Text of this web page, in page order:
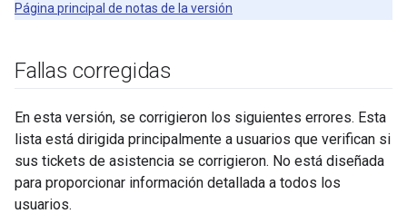
Página principal de notas de la versión
Fallas corregidas
En esta versión, se corrigieron los siguientes errores. Esta
lista está dirigida principalmente a usuarios que verifican si
sus tickets de asistencia se corrigieron. No está diseñada
para proporcionar información detallada a todos los
usuarios.